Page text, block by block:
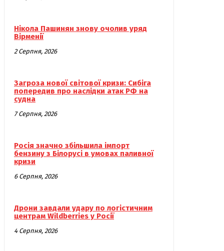
Нікола Пашинян знову очолив уряд
Вірменії
2 Серпня, 2026
Загроза нової світової кризи: Сибіга
попередив про наслідки атак РФ на
судна
7 Серпня, 2026
Росія значно збільшила імпорт
бензину з Білорусі в умовах паливної
кризи
6 Серпня, 2026
Дрони завдали удару по логістичним
центрам Wildberries у Росії
4 Серпня, 2026